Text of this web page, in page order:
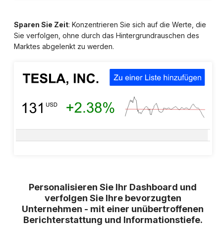
Sparen Sie Zeit: Konzentrieren Sie sich auf die Werte, die
Sie verfolgen, ohne durch das Hintergrundrauschen des
Marktes abgelenkt zu werden.
Personalisieren Sie Ihr Dashboard und
verfolgen Sie Ihre bevorzugten
Unternehmen - mit einer unübertroffenen
Berichterstattung und Informationstiefe.